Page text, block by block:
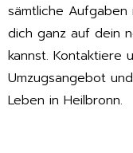
sämtliche
dich ganz auf dein
kannst. Kontaktiere
Umzugsangebot
Leben in Heilbronn.